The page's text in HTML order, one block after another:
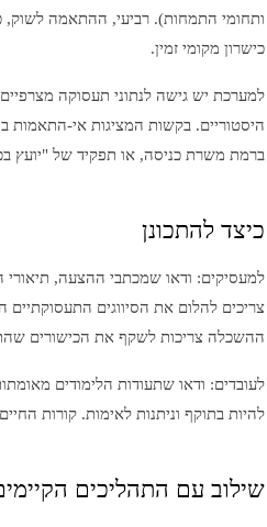
ותחומי התמחות). רביעי, ההתאמה לשוק,
כישרון מקומי זמין.
למערכת יש גישה לנתוני תעסוקה
היסטוריים. בקשות המציגות אי-התאמות
ברמת משרת כניסה, או תפקיד של "יועץ
כיצד להתכונן
למעסיקים: ודאו שמכתבי ההצעה, תיאורי
צריכים להלום את הסיווגים התעסוקתיים
ההשכלה צריכות לשקף את הכישורים
לעובדים: ודאו שתעודות הלימודים
להיות בתוקף וניתנות לאימות. קורות
שילוב עם התהליכים